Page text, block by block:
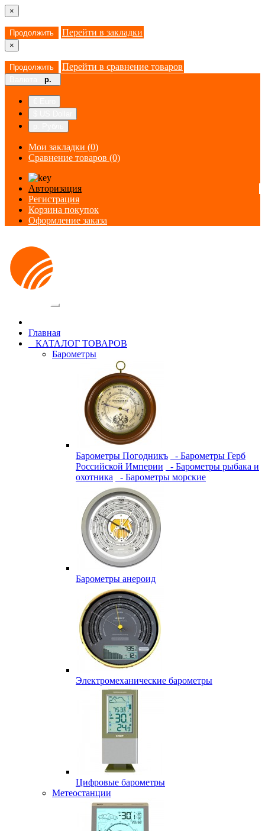
×
Продолжить Перейти в закладки
×
Продолжить Перейти в сравнение товаров
р.
Мои закладки (0)
Сравнение товаров (0)
Авторизация
Регистрация
Корзина покупок
Оформление заказа
Главная
КАТАЛОГ ТОВАРОВ
Барометры
Барометры Погодникъ
- Барометры Герб
Российской Империи
- Барометры рыбака и
охотника
- Барометры морские
Барометры анероид
Электромеханические барометры
Цифровые барометры
Метеостанции